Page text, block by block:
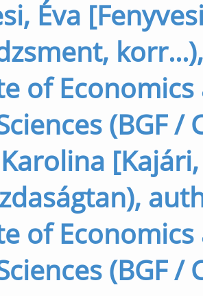
Éva
of Economics
(BGF /
of Economics
(BGF /